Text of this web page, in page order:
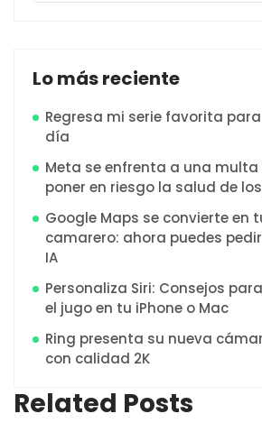
Lo más reciente
Regresa mi serie favorita
día
Meta se enfrenta a una
poner en riesgo la salud de
Google Maps se convierte en
camarero: ahora puedes
IA
Personaliza Siri: Consejos
el jugo en tu iPhone o Mac
Ring presenta su nueva
con calidad 2K
Related Posts